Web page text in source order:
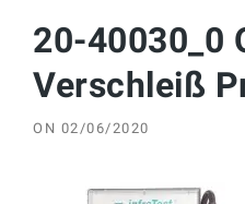
20-40030_0
Verschleiß
ON 02/06/2020